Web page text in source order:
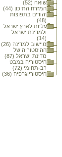
שואה (52)
המזרח התיכון (44)
יהודים בתפוצות
(48)
עליות לארץ ישראל
ולמדינת ישראל
(14)
מיישוב למדינה (26)
ההיסטוריה של
מדינת ישראל (87)
היסטוריה במבט
רב-תחומי (72)
היסטוריוגרפיה (36)